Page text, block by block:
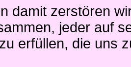
damit zerstören
jeder auf
erfüllen, die uns